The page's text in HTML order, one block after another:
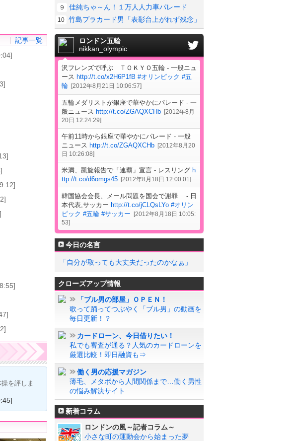
記事一覧
を評しま
９ 佳純ちゃ～ん！１万人人力車パレード
10 竹島プラカード男「表彰台上がれず残念」
ロンドン五輪
nikkan_olympic
沢フレンズで呼ぶ ＴＯＫＹＯ五輪 - 一般ニュ
ース http://t.co/x2H6P1fB #オリンピック #五
輪 [2012年8月21日 10:06:57]
五輪メダリストが銀座で華やかにパレード - 一
般ニュース http://t.co/ZGAQXCHb [2012年8月
20日 12:24:29]
午前11時から銀座で華やかにパレード - 一般
ニュース http://t.co/ZGAQXCHb [2012年8月20
日 10:26:08]
米満、凱旋報告で「連覇」宣言 - レスリング h
ttp://t.co/d6omgs45 [2012年8月18日 12:00:01 ]
韓国協会会長、メール問題を国会で謝罪 - 日
本代表,サッカー http://t.co/jCLQsLYo #オリン
ピック #五輪 #サッカー [2012年8月18日 10:05:
53]
今日の名言
「自分が取っても大丈夫だったのかなぁ」
クローズアップ情報
「ブル男の部屋」ＯＰＥＮ！
歌って踊ってつぶやく「ブル男」の動画を
毎日更新！？
カードローン、今日借りたい！
私でも審査が通る？人気のカードローンを
厳選比較！即日融資も⇒
働く男の応援マガジン
薄毛、メタボから人間関係まで…働く男性
の悩み解決サイト
新着コラム
ロンドンの風～記者コラム～
小さな町の運動会から始まった夢